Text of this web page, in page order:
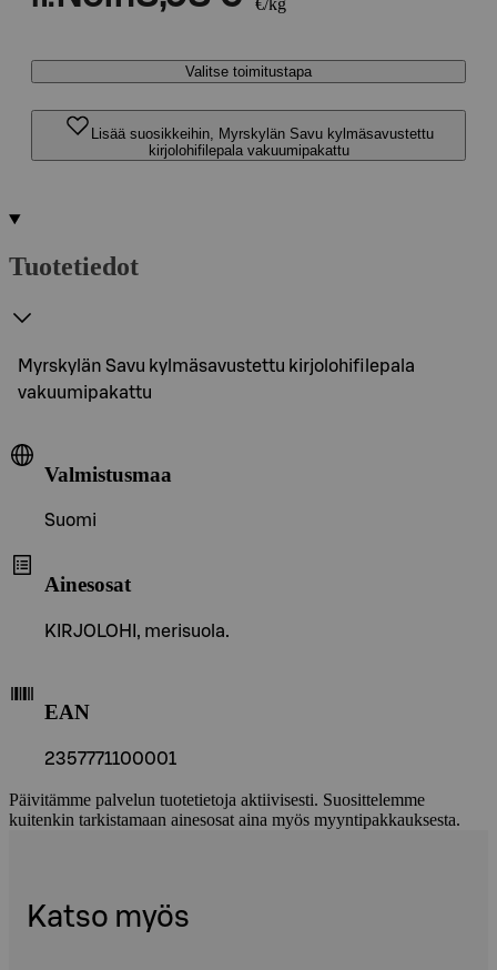
€/kg
Valitse toimitustapa
Lisää suosikkeihin, Myrskylän Savu kylmäsavustettu
kirjolohifilepala vakuumipakattu
Tuotetiedot
Myrskylän Savu kylmäsavustettu kirjolohifilepala
vakuumipakattu
Valmistusmaa
Suomi
Ainesosat
KIRJOLOHI, merisuola.
EAN
2357771100001
Päivitämme palvelun tuotetietoja aktiivisesti. Suosittelemme
kuitenkin tarkistamaan ainesosat aina myös myyntipakkauksesta.
Katso myös